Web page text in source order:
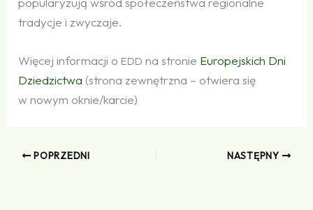
tradycje i zwyczaje.
Więcej informacji o EDD na stronie Europejskich Dni
Dziedzictwa (strona zewnętrzna – otwiera się
w nowym oknie/karcie)
POPRZEDNI NASTĘPNY